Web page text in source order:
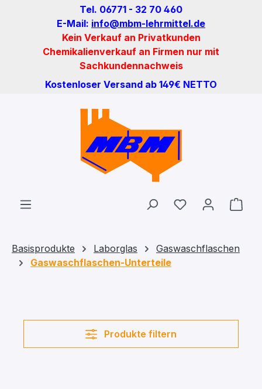
Zum Hauptinhalt springenTel. 06771 - 32 70 460
E-Mail: info@mbm-lehrmittel.de
Kein Verkauf an Privatkunden
Chemikalienverkauf an Firmen nur mit
Sachkundennachweis
Kostenloser Versand ab 149€ NETTO
Du hast 0
Basisprodukte Laborglas
Gaswaschflaschen
Gaswaschflaschen-Unterteile
Produkte filtern